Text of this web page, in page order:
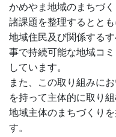
かめやま地域のまちづ
諸課題を整理するとと
地域住民及び関係する
事で持続可能な地域コ
しています。
また、この取り組みに
を持って主体的に取り
地域主体のまちづくり
す。